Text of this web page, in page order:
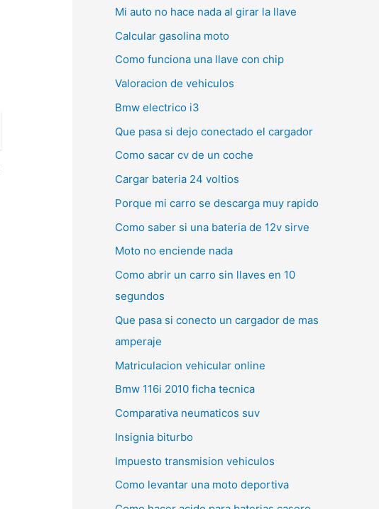
Mi auto no hace nada al girar la llave
Calcular gasolina moto
Como funciona una llave con chip
Valoracion de vehiculos
Bmw electrico i3
Que pasa si dejo conectado el cargador
Como sacar cv de un coche
Cargar bateria 24 voltios
Porque mi carro se descarga muy rapido
Como saber si una bateria de 12v sirve
Moto no enciende nada
Como abrir un carro sin llaves en 10
segundos
Que pasa si conecto un cargador de mas
amperaje
Matriculacion vehicular online
Bmw 116i 2010 ficha tecnica
Comparativa neumaticos suv
Insignia biturbo
Impuesto transmision vehiculos
Como levantar una moto deportiva